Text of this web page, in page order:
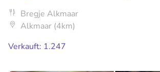
Bregje Alkmaar
Alkmaar (4km)
Verkauft: 1.247